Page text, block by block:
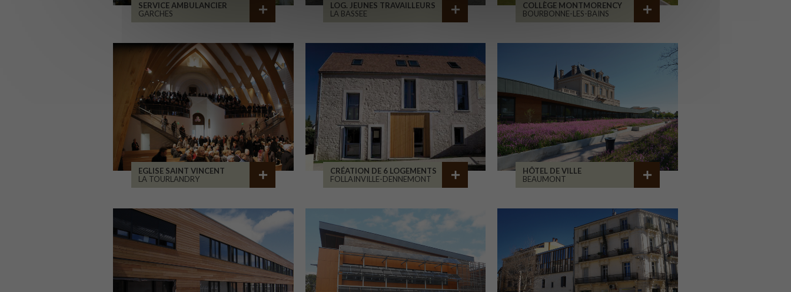
SERVICE AMBULANCIER
GARCHES
LOG. JEUNES TRAVAILLEURS
LA BASSEE
COLLÈGE MONTMORENCY
BOURBONNE-LES-BAINS
EGLISE SAINT VINCENT
LA TOURLANDRY
CRÉATION DE 6 LOGEMENTS
FOLLAINVILLE-DENNEMONT
HÔTEL DE VILLE
BEAUMONT